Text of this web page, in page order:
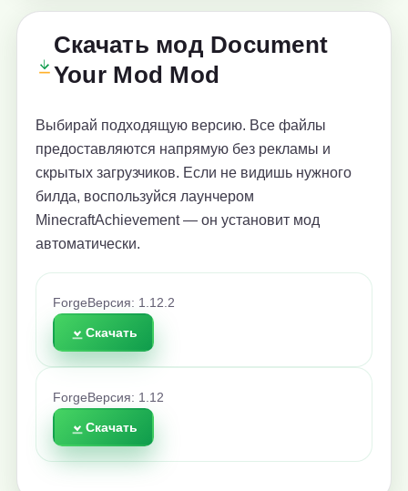
Скачать мод Document
Your Mod Mod
Выбирай подходящую версию. Все файлы
предоставляются напрямую без рекламы и
скрытых загрузчиков. Если не видишь нужного
билда, воспользуйся лаунчером
MinecraftAchievement — он установит мод
автоматически.
Forge Версия: 1.12.2
Скачать
Forge Версия: 1.12
Скачать